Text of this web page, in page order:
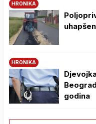
HRONIKA
uhapšen
HRONIKA
godina